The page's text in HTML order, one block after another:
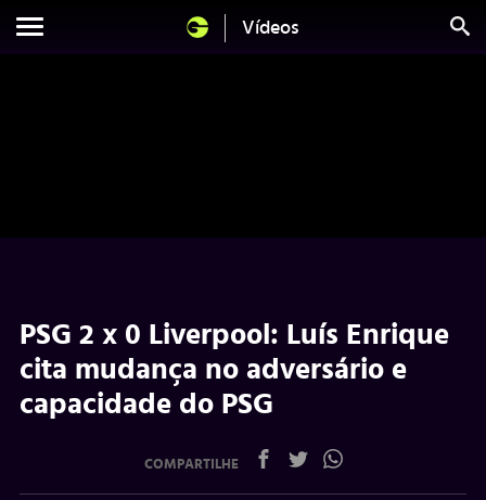
Vídeos
PSG 2 x 0 Liverpool: Luís Enrique
cita mudança no adversário e
capacidade do PSG
COMPARTILHE